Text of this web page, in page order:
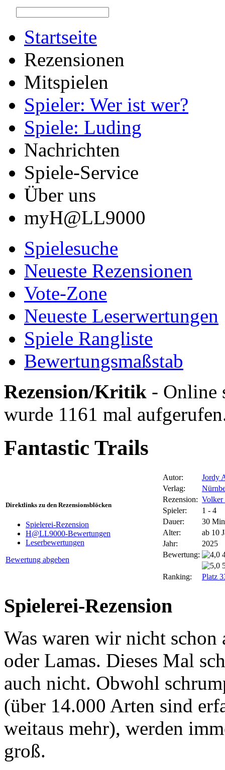
Startseite
Rezensionen
Mitspielen
Spieler: Wer ist wer?
Spiele: Luding
Nachrichten
Spiele-Service
Über uns
myH@LL9000
Spielesuche
Neueste Rezensionen
Vote-Zone
Neueste Leserwertungen
Spiele Rangliste
Bewertungsmaßstab
Rezension/Kritik - Online
wurde 1161 mal
Fantastic Trails
Direktlinks zu den Rezensionsblöcken
Spielerei-Rezension
H@LL9000-Bewertungen
Leserbewertungen
Bewertung abgeben
Autor:
Jordy
Verlag:
Rezension: Volker
Spieler:
1 - 4
Dauer:
30
Alter:
ab 10
Jahr:
2025
Bewertung:
Ranking:
Platz
Spielerei-Rezension
Was waren wir nicht
oder Lamas. Dieses Mal
auch nicht. Obwohl
(über 14.000 Arten sind
weitaus mehr), werden
groß.